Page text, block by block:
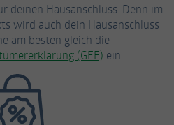
deinen Hausanschluss. Denn im
wird auch dein Hausanschluss
am besten gleich die
(GEE) ein.
wie
von Drittanbietern